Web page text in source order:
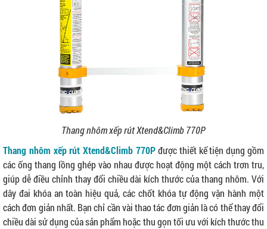
Thang nhôm xếp rút Xtend&Climb 770P
Thang nhôm xếp rút Xtend&Climb 770Pđược thiết kế tiện dụng gồm
các ống thang lồng ghép vào nhau được hoạt động một cách trơn tru,
giúp dễ điều chỉnh thay đổi chiều dài kích thước của thang nhôm. Với
dây đai khóa an toàn hiệu quả, các chốt khóa tự động vận hành một
cách đơn giản nhất. Bạn chỉ cần vài thao tác đơn giản là có thể thay đổi
chiều dài sử dụng của sản phẩm hoặc thu gọn tối ưu với kích thước thu